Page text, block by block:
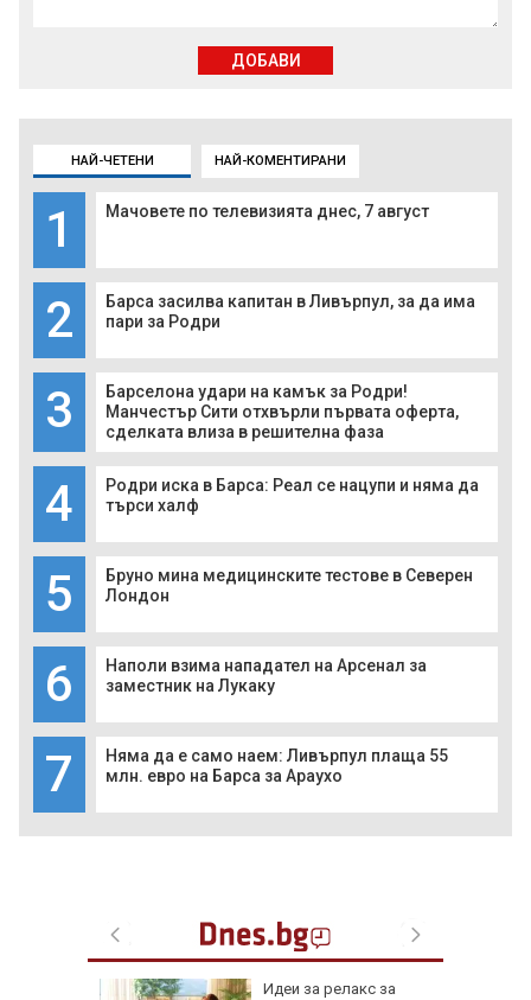
НАЙ-ЧЕТЕНИ НАЙ-КОМЕНТИРАНИ
1 Мачовете по телевизията днес, 7 август
2
Барса засилва капитан в Ливърпул, за да има
пари за Родри
3
Барселона удари на камък за Родри!
Манчестър Сити отхвърли първата оферта,
сделката влиза в решителна фаза
4
Родри иска в Барса: Реал се нацупи и няма да
търси халф
5
Бруно мина медицинските тестове в Северен
Лондон
6
Наполи взима нападател на Арсенал за
заместник на Лукаку
7
Няма да е само наем: Ливърпул плаща 55
млн. евро на Барса за Араухо
Идеи за релакс за
ДОБАВИ